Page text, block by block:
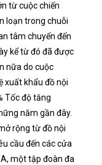
từ cuộc chiến
loạn trong chuỗi
tâm chuyển đến
kể từ đó đã được
nữa do cuộc
xuất khẩu đồ nội
Tốc độ tăng
năm gần đây.
rộng từ đồ nội
cầu đến các cửa
một tập đoàn đa